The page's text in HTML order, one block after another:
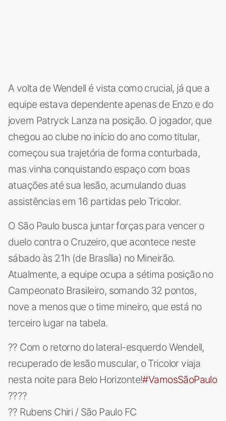
A volta de Wendell é vista como crucial, já que a
equipe estava dependente apenas de Enzo e do
jovem Patryck Lanza na posição. O jogador, que
chegou ao clube no início do ano como titular,
começou sua trajetória de forma conturbada,
mas vinha conquistando espaço com boas
atuações até sua lesão, acumulando duas
assistências em 16 partidas pelo Tricolor.
O São Paulo busca juntar forças para vencer o
duelo contra o Cruzeiro, que acontece neste
sábado às 21h (de Brasília) no Mineirão.
Atualmente, a equipe ocupa a sétima posição no
Campeonato Brasileiro, somando 32 pontos,
nove a menos que o time mineiro, que está no
terceiro lugar na tabela.
?? Com o retorno do lateral-esquerdo Wendell,
recuperado de lesão muscular, o Tricolor viaja
nesta noite para Belo Horizonte!#VamosSãoPaulo
????
?? Rubens Chiri / São Paulo FC